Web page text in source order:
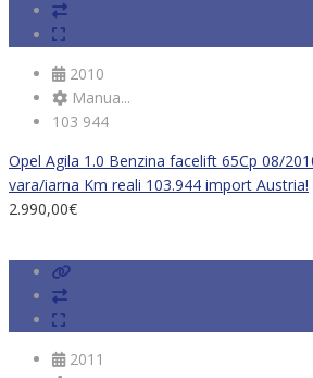
2010
Manua...
103 944
Opel Agila 1.0 Benzina facelift 65Cp 08/
vara/iarna Km reali 103.944 import Austria!
2.990,00€
2011